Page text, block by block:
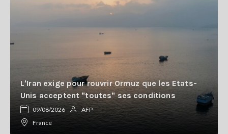
L'Iran exige pour rouvrir Ormuz que les Etats-
Unis acceptent "toutes" ses conditions
09/08/2026
AFP
France